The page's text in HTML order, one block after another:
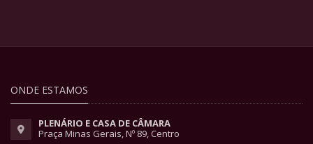
ONDE ESTAMOS
PLENÁRIO E CASA DE CÂMARA
Praça Minas Gerais, Nº 89, Centro